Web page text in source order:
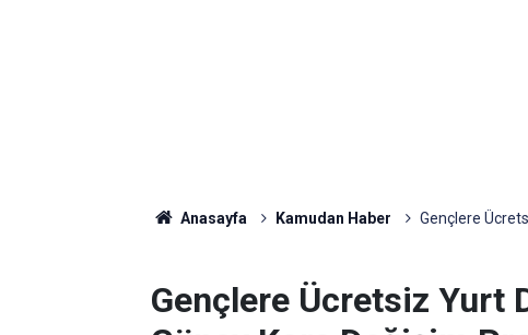
Anasayfa Kamudan Haber Gençlere
Gençlere Ücretsiz Yurt